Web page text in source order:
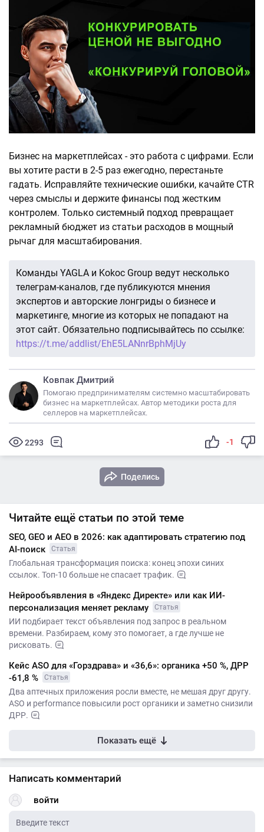
Бизнес на маркетплейсах - это работа с цифрами. Если
вы хотите расти в 2-5 раз ежегодно, перестаньте
гадать. Исправляйте технические ошибки, качайте CTR
через смыслы и держите финансы под жестким
контролем. Только системный подход превращает
рекламный бюджет из статьи расходов в мощный
рычаг для масштабирования.
Команды YAGLA и Kokoc Group ведут несколько
телеграм-каналов, где публикуются мнения
экспертов и авторские лонгриды о бизнесе и
маркетинге, многие из которых не попадают на
этот сайт. Обязательно подписывайтесь по ссылке:
https://t.me/addlist/EhE5LANnrBphMjUy
Ковпак Дмитрий
Помогаю предпринимателям системно масштабировать
бизнес на маркетплейсах. Автор методики роста для
селлеров на маркетплейсах.
2293 -1
Поделись
Читайте ещё статьи по этой теме
SEO, GEO и AEO в 2026: как адаптировать стратегию под
AI-поиск
Статья
Глобальная трансформация поиска: конец эпохи синих
ссылок. Топ-10 больше не спасает трафик.
Нейрообъявления в «Яндекс Директе» или как ИИ-
персонализация меняет рекламу
Статья
ИИ подбирает текст объявления под запрос в реальном
времени. Разбираем, кому это помогает, а где лучше не
рисковать.
Кейс ASO для «Горздрава» и «36,6»: органика +50 %, ДРР
-61,8 %
Статья
Два аптечных приложения росли вместе, не мешая друг другу.
ASO и performance повысили рост органики и заметно снизили
ДРР.
Показать ещё
Написать комментарий
войти